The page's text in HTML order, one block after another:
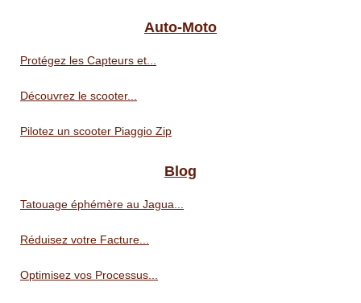
Auto-Moto
Protégez les Capteurs et...
Découvrez le scooter...
Pilotez un scooter Piaggio Zip
Blog
Tatouage éphémère au Jagua...
Réduisez votre Facture...
Optimisez vos Processus...